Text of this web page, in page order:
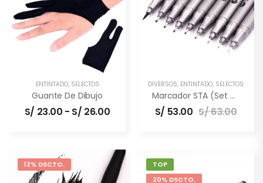
ENTINTADO, SELECTOS
Guante De Dibujo
S/ 23.00 - S/ 26.00
DIVERSOS, ENTINTADO, SELECTOS
Marcador STA (set De 9 Unidades)
S/ 53.00 S/63.00
12% DSCTO.
TOP
20% DSCTO.